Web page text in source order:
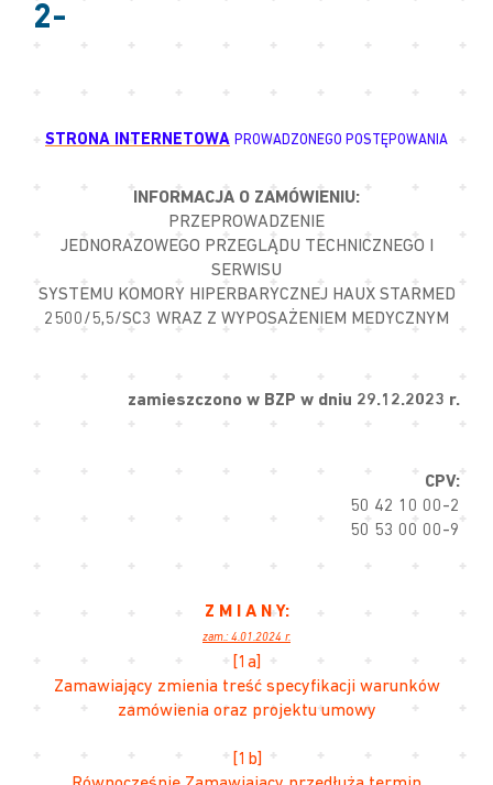
2-
STRONA INTERNETOWA PROWADZONEGO POSTĘPOWANIA
INFORMACJA O ZAMÓWIENIU:
PRZEPROWADZENIE
JEDNORAZOWEGO PRZEGLĄDU TECHNICZNEGO I
SERWISU
SYSTEMU KOMORY HIPERBARYCZNEJ HAUX STARMED
2500/5,5/SC3 WRAZ Z WYPOSAŻENIEM MEDYCZNYM
zamieszczono w BZP w dniu 29.12.2023 r.
CPV:
50 42 10 00-2
50 53 00 00-9
Z M I A N Y:
zam.: 4.01.2024 r.
[1a]
Zamawiający zmienia treść specyfikacji warunków
zamówienia oraz projektu umowy
[1b]